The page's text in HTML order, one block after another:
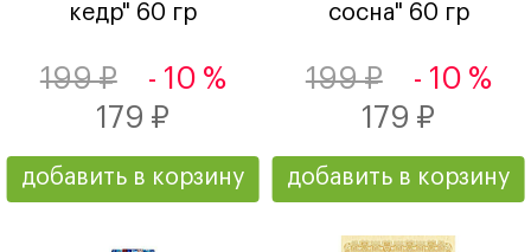
кедр" 60 гр
199 ₽
- 10 %
179 ₽
добавить в корзину
сосна" 60 гр
199 ₽
- 10 %
179 ₽
добавить в корзину